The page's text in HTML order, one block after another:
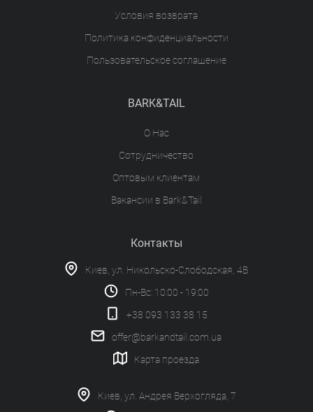
Условия возврата
Политика конфиденциальности
Пользовательское соглашение
BARK&TAIL
О Нас
Сотрудничество
Оптовым клиентам
Вакансии в Bark&Tail
Контакты
Киев, ул. Никольско-Слободская, 4В
Пн-Вс: 10:00 - 19:00
+38 093 133 38 15
offer@barkandtail.com.ua
Карта проезда
Киев, ул. Андрея Верхогляда, 7